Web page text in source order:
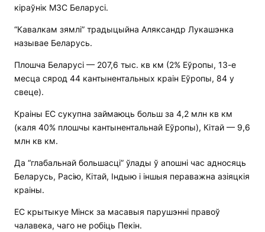
кіраўнік МЗС Беларусі.
“Кавалкам зямлі” традыцыйна Аляксандр Лукашэнка
называе Беларусь.
Плошча Беларусі — 207,6 тыс. кв км (2% Еўропы, 13-е
месца сярод 44 кантынентальных краін Еўропы, 84 у
свеце).
Краіны ЕС сукупна займаюць больш за 4,2 млн кв км
(каля 40% плошчы кантынентальнай Еўропы), Кітай — 9,6
млн кв км.
Да “глабальнай большасці” ўлады ў апошні час адносяць
Беларусь, Расію, Кітай, Індыю і іншыя пераважна азіяцкія
краіны.
ЕС крытыкуе Мінск за масавыя парушэнні правоў
чалавека, чаго не робіць Пекін.